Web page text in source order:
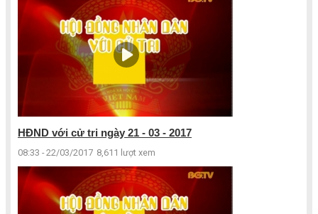
HĐND với cử tri ngày 21 - 03 - 2017
08:33 - 22/03/2017 8,611 lượt xem